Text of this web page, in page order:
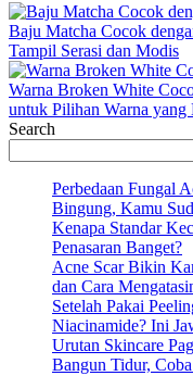
Baju Matcha Cocok
Tampil Serasi dan Modis
Warna Broken White
untuk Pilihan Warna yang
Search
Perbedaan Fungal
Bingung, Kamu
Kenapa Standar
Penasaran Banget?
Acne Scar Bikin
dan Cara
Setelah Pakai
Niacinamide? Ini
Urutan Skincare
Bangun Tidur,